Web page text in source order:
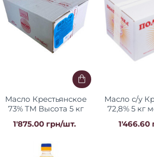
Масло Крестьянское
73% ТМ Высота 5 кг
1'875.00 грн/шт.
Масло с/у
72,8% 5 кг
1'466.60